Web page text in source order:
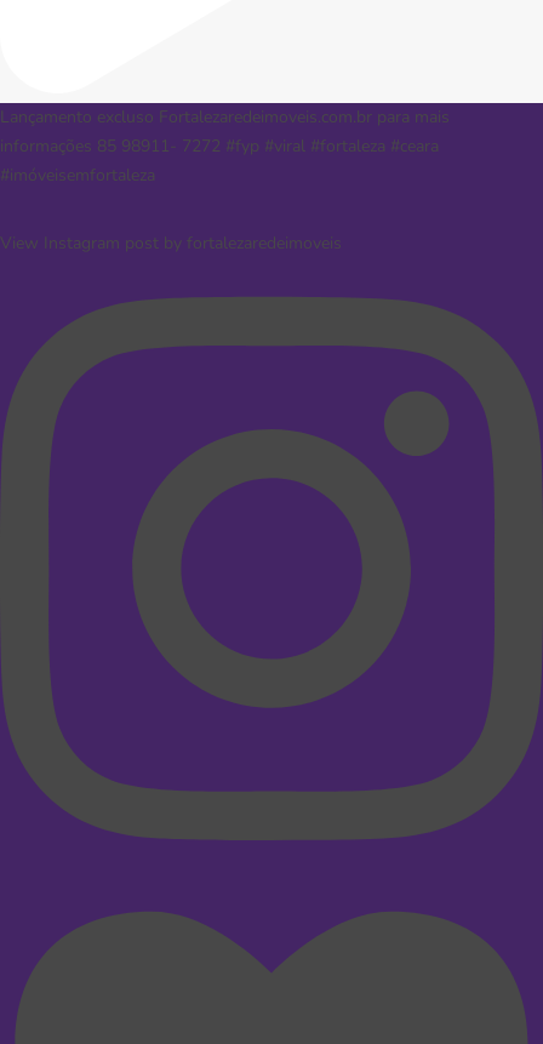
Lançamento excluso Fortalezaredeimoveis.com.br para mais
informações 85 98911- 7272 #fyp #viral #fortaleza #ceara
#imóveisemfortaleza
View Instagram post by fortalezaredeimoveis